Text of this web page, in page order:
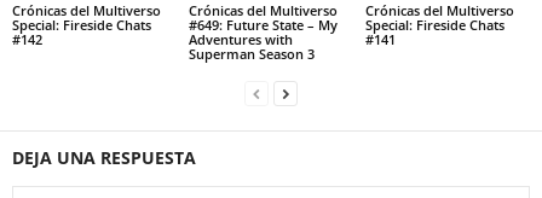
Crónicas del Multiverso
Special: Fireside Chats
#142
Crónicas del Multiverso
#649: Future State – My
Adventures with
Superman Season 3
Crónicas del Multiverso
Special: Fireside Chats
#141
DEJA UNA RESPUESTA